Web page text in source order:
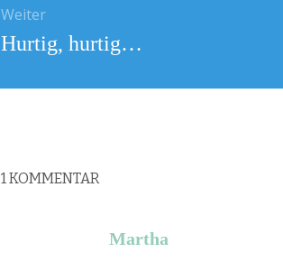
Weiter
Nächster
Beitrag:
Hurtig, hurtig…
1KOMMENTAR
Martha